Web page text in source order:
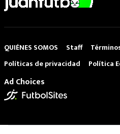
QUIÉNES SOMOS Staff
Políticas de privacidad
Política
Ad Choices